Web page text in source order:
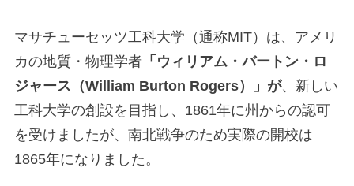
マサチューセッツ工科大学（通称MIT）は、アメリ
カの地質・物理学者 「ウィリアム・バートン・ロ
ジャース（William Burton Rogers）」が、新しい
工科大学の創設を目指し、1861年に州からの認可
を受けましたが、南北戦争のため実際の開校は
1865年になりました。